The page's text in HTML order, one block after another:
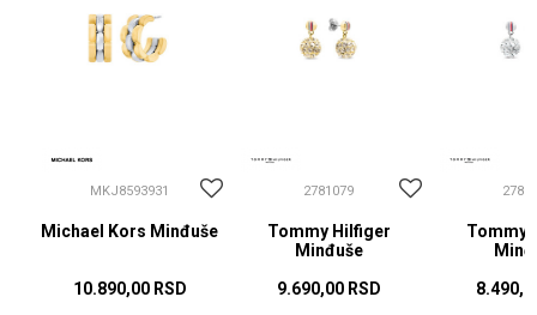
MKJ8593931
Michael Kors Minđuše
10.890,00 RSD
2781079
Tommy Hilfiger
Minđuše
9.690,00 RSD
Tommy